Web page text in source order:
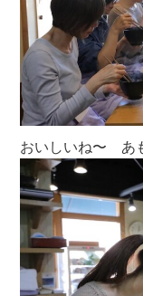
おいしいね〜 あ